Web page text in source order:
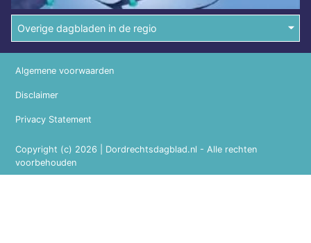
Overige dagbladen in de regio
Copyright (c) 2026 | Dordrechtsdagblad.nl - Alle rechten
voorbehouden
Algemene voorwaarden
Disclaimer
Privacy Statement